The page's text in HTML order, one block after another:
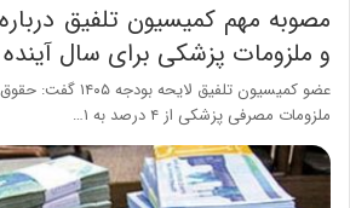
مصوبه مهم کمیسیون تلفیق
و ملزومات پزشکی برای سال
عضو کمیسیون تلفیق
ملزومات مصرفی پزشکی از ۴ درصد به ۱…